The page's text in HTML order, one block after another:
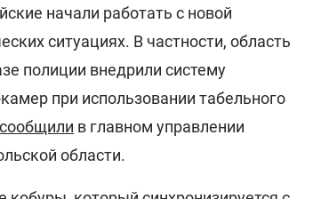
начали работать с новой
ситуациях. В частности, область
полиции внедрили систему
при использовании табельного
сообщили в главном управлении
области.